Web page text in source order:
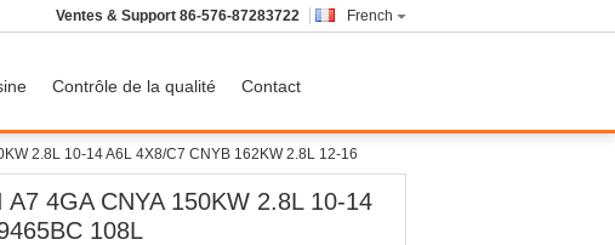
French
Ventes & Support 86-576-87283722
Contrôle de la qualité
Contact
2.8L 10-14 A6L 4X8/C7 CNYB 162KW 2.8L 12-16
4GA CNYA 150KW 2.8L 10-14
108L